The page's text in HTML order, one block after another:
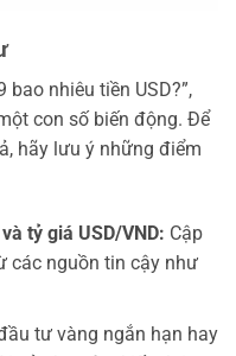
nhiêu tiền USD?”,
con số biến động. Để
hãy lưu ý những điểm
tỷ giá USD/VND: Cập
các nguồn tin cậy như
tư vàng ngắn hạn hay